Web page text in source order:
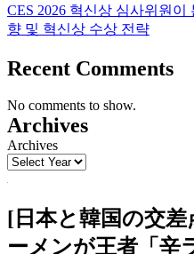
CES 2026 혁신상 심사위원
향 및 혁신상 수상 전략
Recent Comments
No comments to show.
Archives
Archives
[日本と韓国の交
ーメンが王者「辛